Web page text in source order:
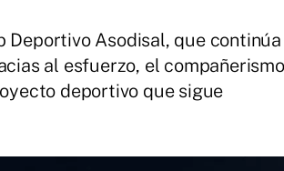
Deportivo Asodisal, que continúa
al esfuerzo, el compañerismo
deportivo que sigue